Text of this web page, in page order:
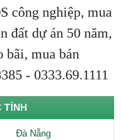
công nghiệp, mua
đất dự án 50 năm,
bãi, mua bán
- 0333.69.1111
TỈNH
Đà Nẵng